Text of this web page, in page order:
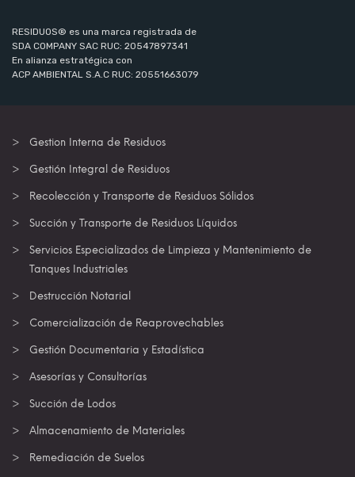
RESIDUOS® es una marca registrada de
SDA COMPANY SAC RUC: 20547897341
En alianza estratégica con
ACP AMBIENTAL S.A.C RUC: 20551663079
Gestion Interna de Residuos
Gestión Integral de Residuos
Recolección y Transporte de Residuos Sólidos
Succión y Transporte de Residuos Líquidos
Servicios Especializados de Limpieza y Mantenimiento de
Tanques Industriales
Destrucción Notarial
Comercialización de Reaprovechables
Gestión Documentaria y Estadística
Asesorías y Consultorías
Succión de Lodos
Almacenamiento de Materiales
Remediación de Suelos